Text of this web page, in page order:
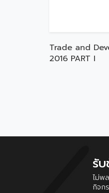
Trade and
2016 PART I
รั
ไม่พ
กิจก